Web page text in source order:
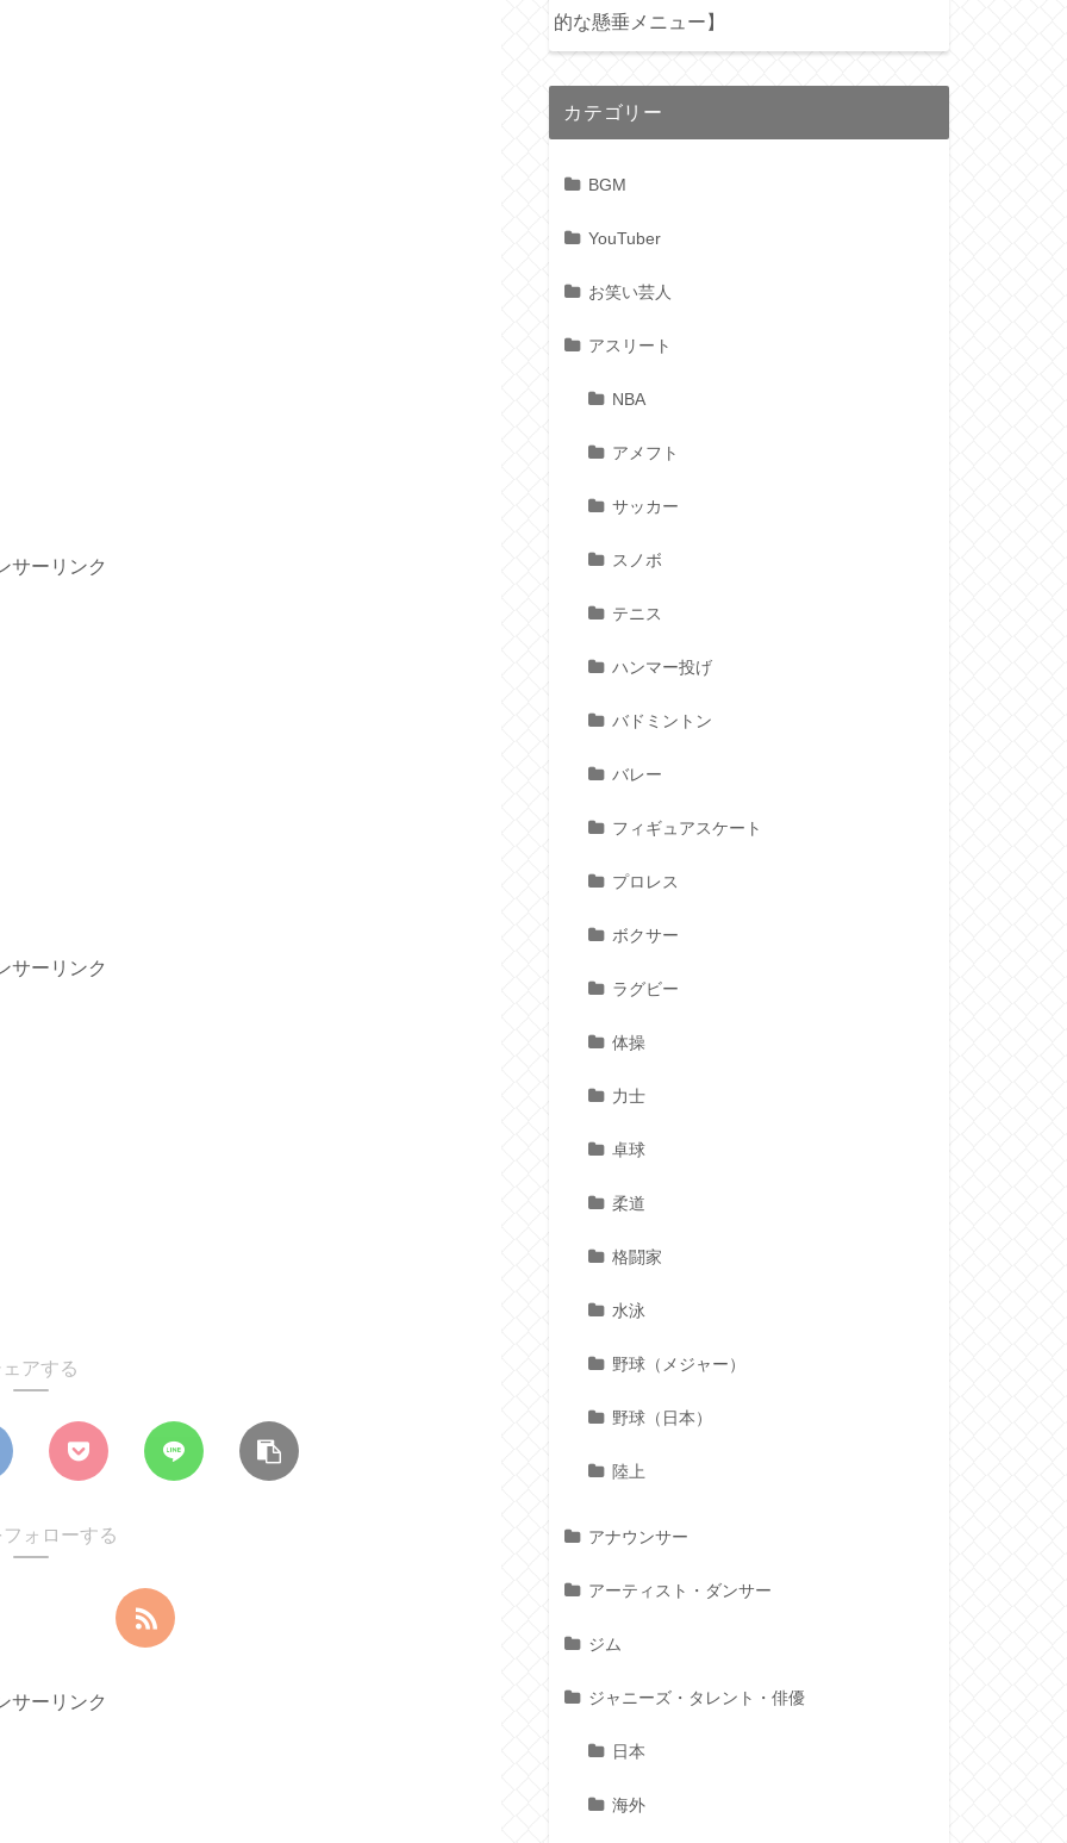
サーリンク
サーリンク
アする
ォローする
サーリンク
的な懸垂メニュー】
カテゴリー
BGM
YouTuber
お笑い芸人
アスリート
NBA
アメフト
サッカー
スノボ
テニス
ハンマー投げ
バドミントン
バレー
フィギュアスケート
プロレス
ボクサー
ラグビー
体操
力士
卓球
柔道
格闘家
水泳
野球（メジャー）
野球（日本）
陸上
アナウンサー
アーティスト・ダンサー
ジム
ジャニーズ・タレント・俳優
日本
海外